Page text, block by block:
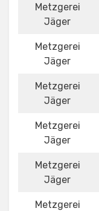
Metzgerei
Jäger
Metzgerei
Jäger
Metzgerei
Jäger
Metzgerei
Jäger
Metzgerei
Jäger
Metzgerei